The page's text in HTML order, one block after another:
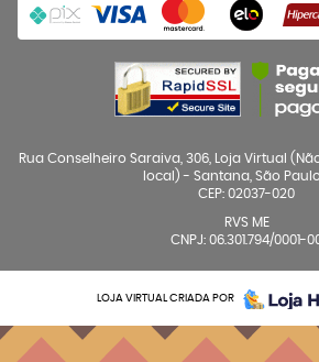
Rua Conselheiro Saraiva, 306, Loja Virtual
local) - Santana, São Paulo
CEP: 02037-020
RVS ME
CNPJ: 06.301.794/0001-
LOJA VIRTUAL CRIADA POR